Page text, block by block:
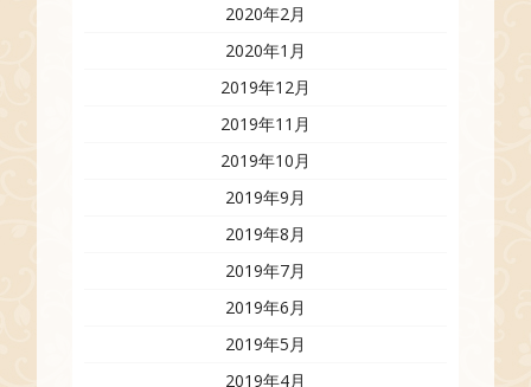
2020年2月
2020年1月
2019年12月
2019年11月
2019年10月
2019年9月
2019年8月
2019年7月
2019年6月
2019年5月
2019年4月